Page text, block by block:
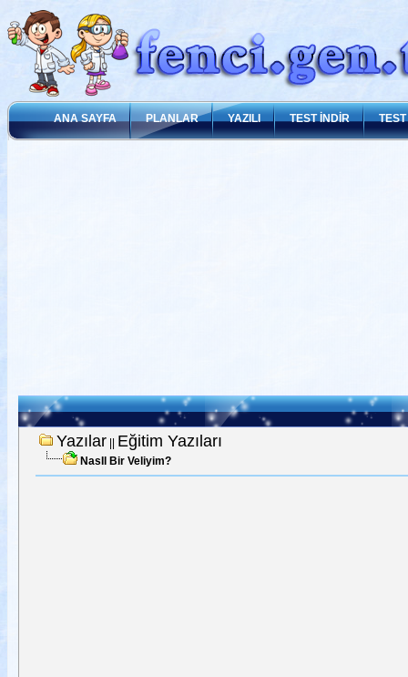
ANA SAYFA PLANLAR YAZILI TEST İNDİR
Yazılar|| Eğitim Yazıları
NasIl Bir Veliyim?